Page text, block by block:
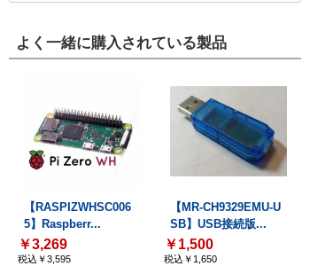
よく一緒に購入されている製品
【RASPIZWHSC006
5】Raspberr...
￥3,269
税込￥3,595
【MR-CH9329EMU-U
SB】USB接続版...
￥1,500
税込￥1,650